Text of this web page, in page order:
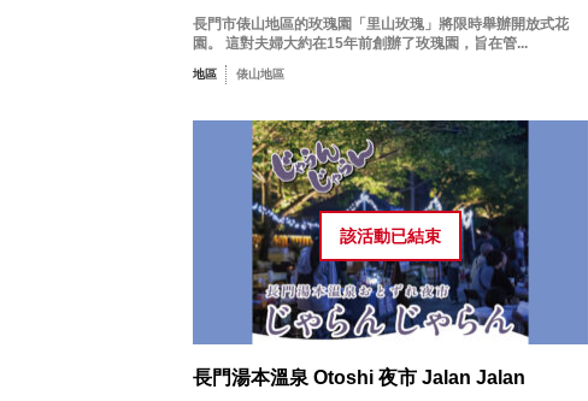
24
長門市俵山地區的玫瑰園「里山玫瑰」將限時舉辦開放式花
園。 這對夫婦大約在15年前創辦了玫瑰園，旨在管...
地區 俵山地區
該活動已結束
長門湯本溫泉 Otoshi 夜市 Jalan Jalan